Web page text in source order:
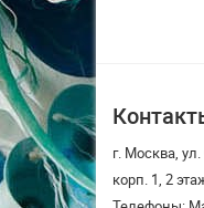
г. Москва,
корп. 1, 2